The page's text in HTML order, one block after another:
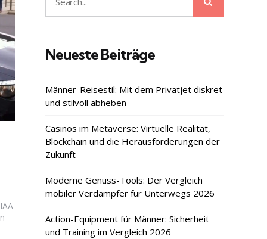
Search
for:
Neueste Beiträge
Männer-Reisestil: Mit dem Privatjet diskret
und stilvoll abheben
Casinos im Metaverse: Virtuelle Realität,
Blockchain und die Herausforderungen der
Zukunft
Moderne Genuss-Tools: Der Vergleich
mobiler Verdampfer für Unterwegs 2026
Action-Equipment für Männer: Sicherheit
und Training im Vergleich 2026